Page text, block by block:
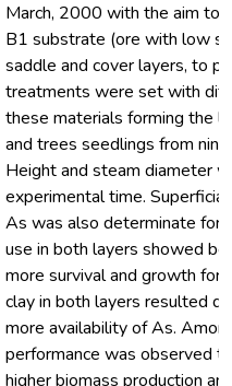
March, 2000 with the aim to
B1 substrate (ore with low
saddle and cover layers, to
treatments were set with
these materials forming the
and trees seedlings from
Height and steam diameter
experimental time.
As was also determinate for
use in both layers showed
more survival and growth for
clay in both layers resulted
more availability of As.
performance was observed
higher biomass production